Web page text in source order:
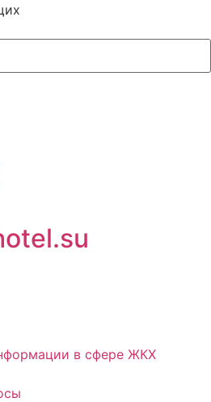
в сфере ЖКХ